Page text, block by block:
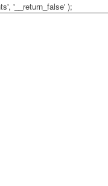
'__return_false' );